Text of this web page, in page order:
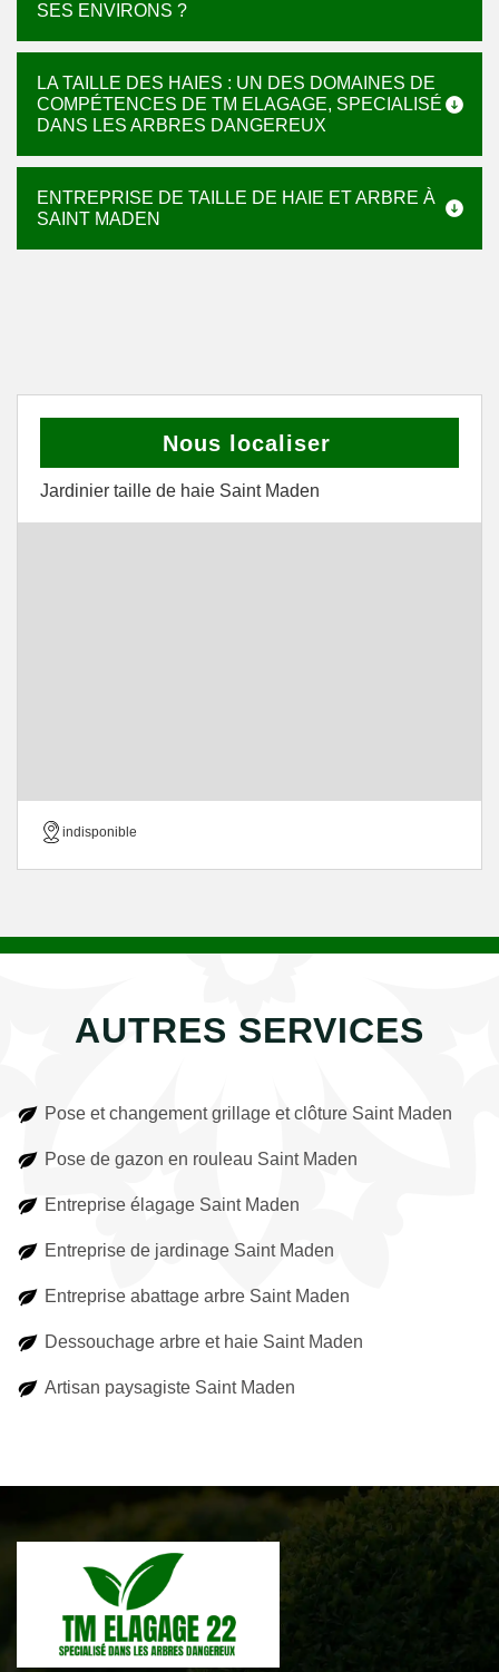
SES ENVIRONS ?
LA TAILLE DES HAIES : UN DES DOMAINES DE
COMPÉTENCES DE TM ELAGAGE, SPECIALISÉ
DANS LES ARBRES DANGEREUX
ENTREPRISE DE TAILLE DE HAIE ET ARBRE À
SAINT MADEN
Nous localiser
Jardinier taille de haie Saint Maden
indisponible
AUTRES SERVICES
Pose et changement grillage et clôture Saint Maden
Pose de gazon en rouleau Saint Maden
Entreprise élagage Saint Maden
Entreprise de jardinage Saint Maden
Entreprise abattage arbre Saint Maden
Dessouchage arbre et haie Saint Maden
Artisan paysagiste Saint Maden